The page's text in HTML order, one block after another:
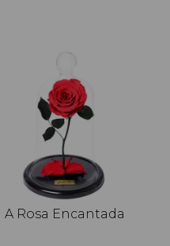
A Rosa Encantada